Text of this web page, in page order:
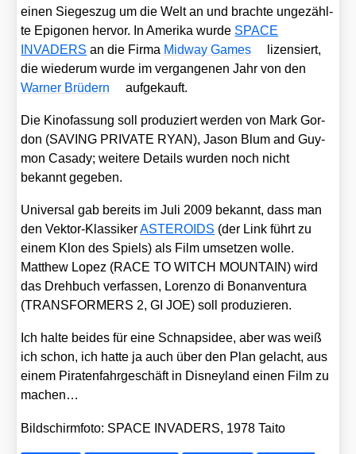
einen Sie­ges­zug um die Welt an und brach­te unge­zähl­
te Epi­go­nen her­vor. In Ame­ri­ka wur­de SPACE
INVADERS an die Fir­ma Mid­way Games
lizen­siert,
die wie­der­um wur­de im ver­gan­ge­nen Jahr von den
War­ner Brü­dern
auf­ge­kauft.
Die Kino­fas­sung soll pro­du­ziert wer­den von Mark Gor­
don (SAVING PRIVATE RYAN), Jason Blum and Guy­
mon Casa­dy; wei­te­re Details wur­den noch nicht
bekannt gege­ben.
Uni­ver­sal gab bereits im Juli 2009 bekannt, dass man
den Vek­tor-Klas­si­kerASTEROIDS (der Link führt zu
einem Klon des Spiels) als Film umset­zen wol­le.
Matthew Lopez (RACE TO WITCH MOUNTAIN) wird
das Dreh­buch ver­fas­sen, Loren­zo di Bonan­ven­tura
(TRANSFORMERS 2, GI JOE) soll pro­du­zie­ren.
Ich hal­te bei­des für eine Schnaps­idee, aber was weiß
ich schon, ich hat­te ja auch über den Plan gelacht, aus
einem Pira­ten­fahr­ge­schäft in Dis­ney­land einen Film zu
machen…
Bild­schirm­fo­to: SPACE INVADERS, 1978 Tai­to